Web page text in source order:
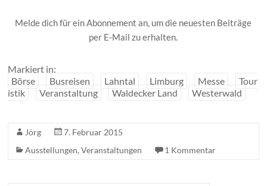
Melde dich für ein Abonnement an, um die neuesten Beiträge
per E-Mail zu erhalten.
Markiert in:
Börse
Busreisen Lahntal Limburg Messe
Tour
istik
Veranstaltung Waldecker Land Westerwald
Jörg
7. Februar 2015
Ausstellungen,Veranstaltungen 1 Kommentar